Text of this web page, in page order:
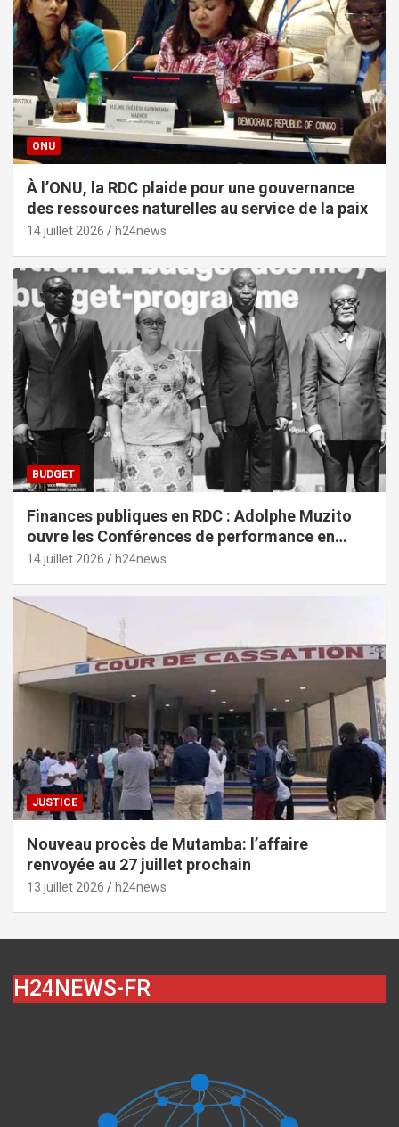
ONU
À l’ONU, la RDC plaide pour une gouvernance
des ressources naturelles au service de la paix
14 juillet 2026 h24news
BUDGET
Finances publiques en RDC : Adolphe Muzito
ouvre les Conférences de performance en
prélude au budget-programme de 2028
14 juillet 2026 h24news
JUSTICE
Nouveau procès de Mutamba: l’affaire
renvoyée au 27 juillet prochain
13 juillet 2026 h24news
H24NEWS-FR